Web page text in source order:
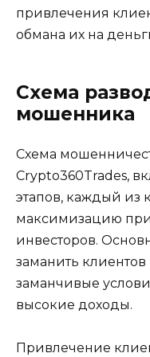
привлечения
обмана их на
Схема
мошенника
Схема
Crypto360Trades,
этапов, каждый из
максимизацию
инвесторов.
заманить
заманчивые
высокие доходы.
Привлечение